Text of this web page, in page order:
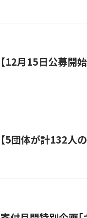
【12月15日公募開
【5団体が計132人